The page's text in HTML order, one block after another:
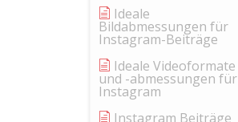
Ideale
Bildabmessungen für
Instagram-Beiträge
Ideale Videoformate
und -abmessungen für
Instagram
Instagram Beiträge